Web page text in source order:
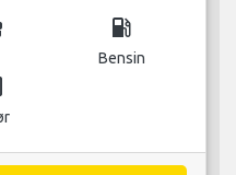
local_gas_station
Bensin